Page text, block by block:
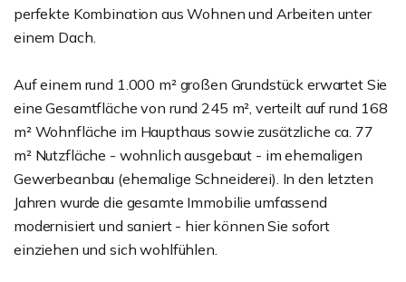
perfekte Kombination aus Wohnen und Arbeiten unter
einem Dach.
Auf einem rund 1.000 m² großen Grundstück erwartet Sie
eine Gesamtfläche von rund 245 m², verteilt auf rund 168
m² Wohnfläche im Haupthaus sowie zusätzliche ca. 77
m² Nutzfläche - wohnlich ausgebaut - im ehemaligen
Gewerbeanbau (ehemalige Schneiderei). In den letzten
Jahren wurde die gesamte Immobilie umfassend
modernisiert und saniert - hier können Sie sofort
einziehen und sich wohlfühlen.